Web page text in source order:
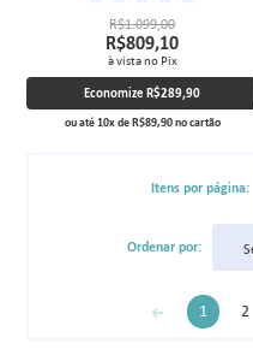
R$1.099,00
R$809,10
à vista no Pix
EconomizeR$289,90
ou até10xdeR$89,90no cartão
Itens por página:
Ordenar por:
1 2